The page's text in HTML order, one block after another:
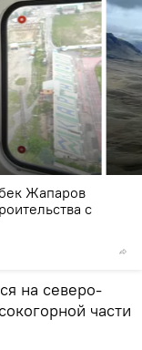
Жапаров
с
на северо-
части